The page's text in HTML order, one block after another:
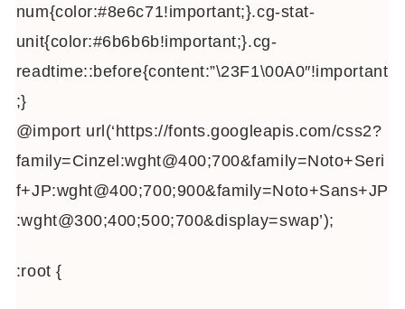
num{color:#8e6c71!important;}.cg-stat-
unit{color:#6b6b6b!important;}.cg-
readtime::before{content:”\23F1\00A0″!important
;}
@import url(‘https://fonts.googleapis.com/css2?
family=Cinzel:wght@400;700&family=Noto+Seri
f+JP:wght@400;700;900&family=Noto+Sans+JP
:wght@300;400;500;700&display=swap’);
:root {